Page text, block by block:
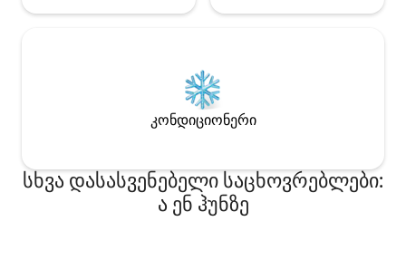
კონდიციონერი
სხვა დასასვენებელი საცხოვრებლები:
ა ენ ჰუნზე